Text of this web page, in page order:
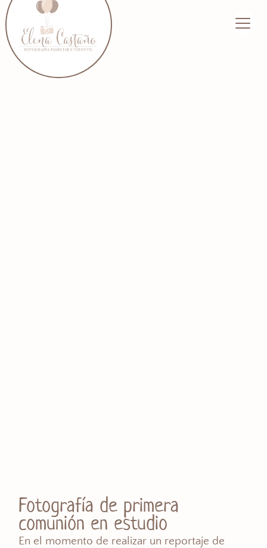
Fotografía de primera
comunión en estudio
En el momento de realizar un reportaje de